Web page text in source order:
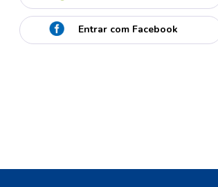
Entrar com Facebook